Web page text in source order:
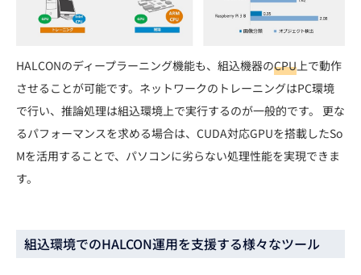
HALCONのディープラーニング機能も、組込機器のCPU 上で動作
させることが可能です。ネットワークのトレーニングはPC環境
で行い、推論処理は組込環境上で実行するのが一般的です。 更な
るパフォーマンスを求める場合は、CUDA対応GPUを搭載したSo
Mを活用することで、パソコンに劣らない処理性能を実現できま
す。
組込環境でのHALCON運用を支援する様々なツール